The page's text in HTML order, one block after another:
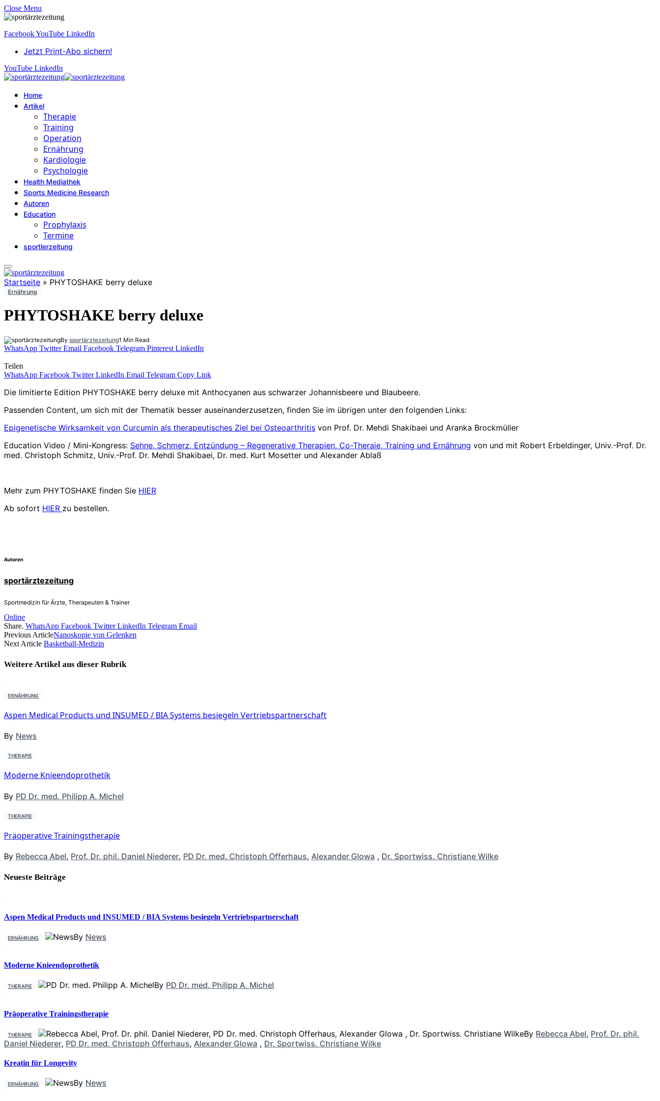
Close Menu
FacebookYouTube LinkedIn
Jetzt Print-Abo sichern!
YouTube LinkedIn
Home
Artikel
Therapie
Training
Operation
Ernährung
Kardiologie
Psychologie
Health Mediathek
Sports Medicine Research
Autoren
Education
Prophylaxis
Termine
sportlerzeitung
Startseite » PHYTOSHAKE berry deluxe
Ernährung
PHYTOSHAKE berry deluxe
By sportärztezeitung1 Min Read
WhatsApp Twitter Email Facebook Telegram Pinterest LinkedIn
Teilen
WhatsApp Facebook Twitter LinkedIn Email Telegram Copy Link
Die limitierte Edition PHYTOSHAKE berry deluxe mit Anthocyanen aus schwarzer Johannisbeere und Blaubeere.
Passenden Content, um sich mit der Thematik besser auseinanderzusetzen, finden Sie im übrigen unter den folgenden Links:
Epigenetische Wirksamkeit von Curcumin als therapeutisches Ziel bei Osteoarthritis von Prof. Dr. Mehdi Shakibaei und Aranka Brockmüller
Education Video / Mini-Kongress: Sehne, Schmerz, Entzündung – Regenerative Therapien, Co-Theraie, Training und Ernährung von und mit Robert Erbeldinger, Univ.-Prof. Dr.
med. Christoph Schmitz, Univ.-Prof. Dr. Mehdi Shakibaei, Dr. med. Kurt Mosetter und Alexander Ablaß
Mehr zum PHYTOSHAKE finden Sie HIER
Ab sofort HIER zu bestellen.
Autoren
sportärztezeitung
Sportmedizin für Ärzte, Therapeuten & Trainer
Online
Share. WhatsApp Facebook Twitter LinkedIn Telegram Email
Previous ArticleNanoskopie von Gelenken
Next Article Basketball-Medizin
Weitere Artikel aus dieser Rubrik
ERNÄHRUNG
Aspen Medical Products und INSUMED / BIA Systems besiegeln Vertriebspartnerschaft
By News
THERAPIE
Moderne Knieendoprothetik
By PD Dr. med. Philipp A. Michel
THERAPIE
Präoperative Trainingstherapie
By Rebecca Abel, Prof. Dr. phil. Daniel Niederer, PD Dr. med. Christoph Offerhaus, Alexander Glowa , Dr. Sportwiss. Christiane Wilke
Neueste Beiträge
Aspen Medical Products und INSUMED / BIA Systems besiegeln Vertriebspartnerschaft
ERNÄHRUNG By News
Moderne Knieendoprothetik
THERAPIE By PD Dr. med. Philipp A. Michel
Präoperative Trainingstherapie
THERAPIE By Rebecca Abel, Prof. Dr. phil.
Daniel Niederer, PD Dr. med. Christoph Offerhaus, Alexander Glowa , Dr. Sportwiss. Christiane Wilke
Kreatin für Longevity
ERNÄHRUNG By News